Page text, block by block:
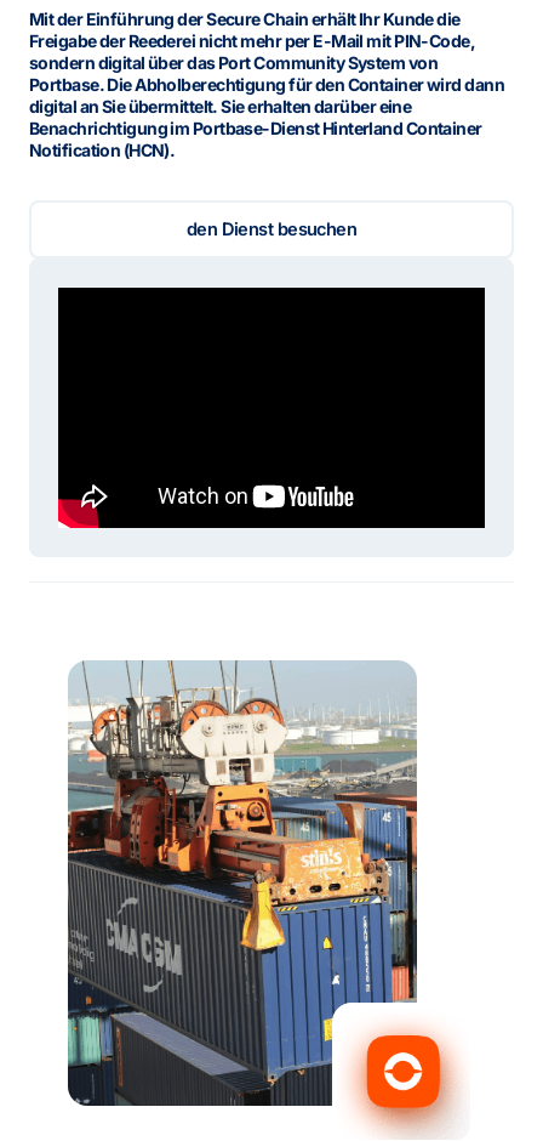
Mit der Einführung der Secure Chain erhält Ihr Kunde die
Freigabe der Reederei nicht mehr per E-Mail mit PIN-Code,
sondern digital über das Port Community System von
Portbase. Die Abholberechtigung für den Container wird dann
digital an Sie übermittelt. Sie erhalten darüber eine
Benachrichtigung im Portbase-Dienst Hinterland Container
Notification (HCN).
den Dienst besuchen